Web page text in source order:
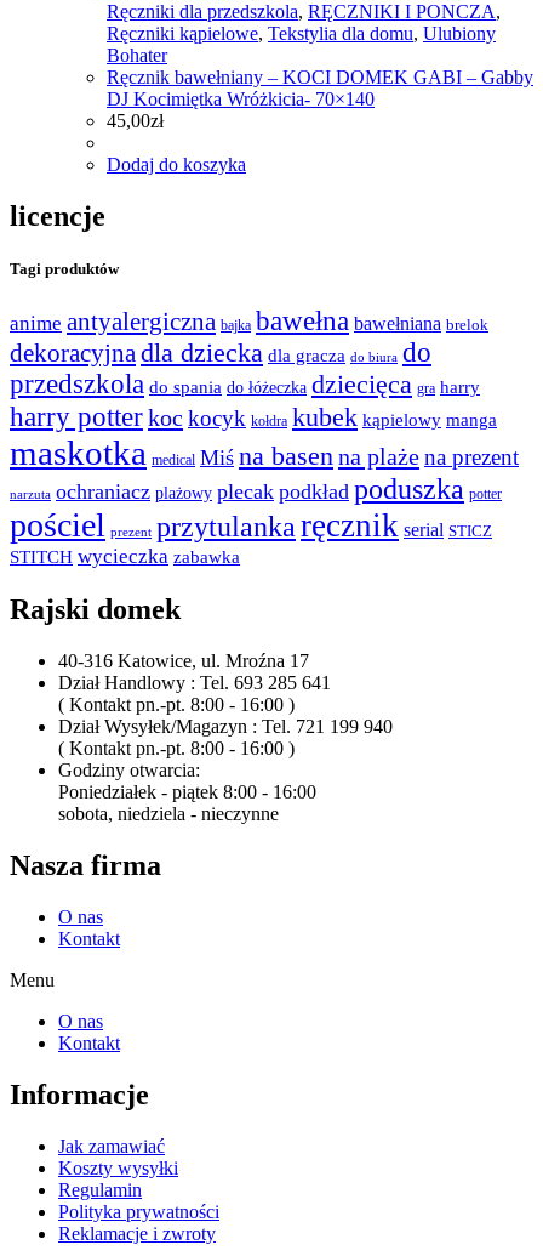
Ręczniki dla przedszkola, RĘCZNIKI I PONCZA,
Ręczniki kąpielowe, Tekstylia dla domu, Ulubiony
Bohater
Ręcznik bawełniany – KOCI DOMEK GABI – Gabby
DJ Kocimiętka Wróżkicia- 70×140
45,00zł
Dodaj do koszyka
licencje
Tagi produktów
anime antyalergiczna bajka bawełna bawełniana brelok
dekoracyjna dla dziecka dla gracza do biura do
przedszkola do spania do łóżeczka dziecięca gra harry
harry potterkoc kocyk kołdra kubek kąpielowy manga
maskotka medical Miś na basenna plażena prezent
narzuta ochraniacz plażowy plecak podkład poduszka potter
pościel prezent przytulankaręcznik serial STICZ
STITCH wycieczka zabawka
Rajski domek
40-316 Katowice, ul. Mroźna 17
Dział Handlowy : Tel. 693 285 641
( Kontakt pn.-pt. 8:00 - 16:00 )
Dział Wysyłek/Magazyn : Tel. 721 199 940
( Kontakt pn.-pt. 8:00 - 16:00 )
Godziny otwarcia:
Poniedziałek - piątek 8:00 - 16:00
sobota, niedziela - nieczynne
Nasza firma
O nas
Kontakt
Menu
O nas
Kontakt
Informacje
Jak zamawiać
Koszty wysyłki
Regulamin
Polityka prywatności
Reklamacje i zwroty